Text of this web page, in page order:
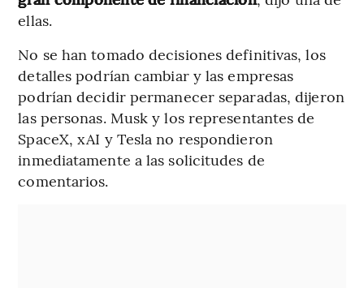
ellas.
No se han tomado decisiones definitivas, los
detalles podrían cambiar y las empresas
podrían decidir permanecer separadas, dijeron
las personas. Musk y los representantes de
SpaceX, xAI y Tesla no respondieron
inmediatamente a las solicitudes de
comentarios.